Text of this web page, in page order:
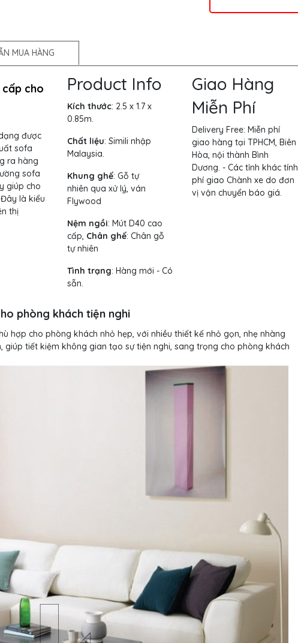
MUA HÀNG
cho
được
sofa
ra hàng
sofa
giúp cho
là kiểu
thị
Product Info
Kích thước: 2.5 x 1.7 x
0.85m.
Chất liệu: Simili nhập
Malaysia.
Khung ghế: Gỗ tự
nhiên qua xử lý, ván
Flywood
Nệm ngồi: Mút D40 cao
cấp, Chân ghế: Chân gỗ
tự nhiên
Tình trạng: Hàng mới - Có
sẵn.
Giao Hàng
Miễn Phí
Delivery Free: Miễn phí
giao hàng tại TPHCM, Biên
Hòa, nội thành Bình
Dương. - Các tỉnh khác tính
phí giao Chành xe do đơn
vị vận chuyển báo giá.
phòng khách tiện nghi
hợp cho phòng khách nhỏ hẹp, với nhiều thiết kế nhỏ gọn, nhẹ nhàng
tiết kiệm không gian tạo sự tiện nghi, sang trọng cho phòng khách